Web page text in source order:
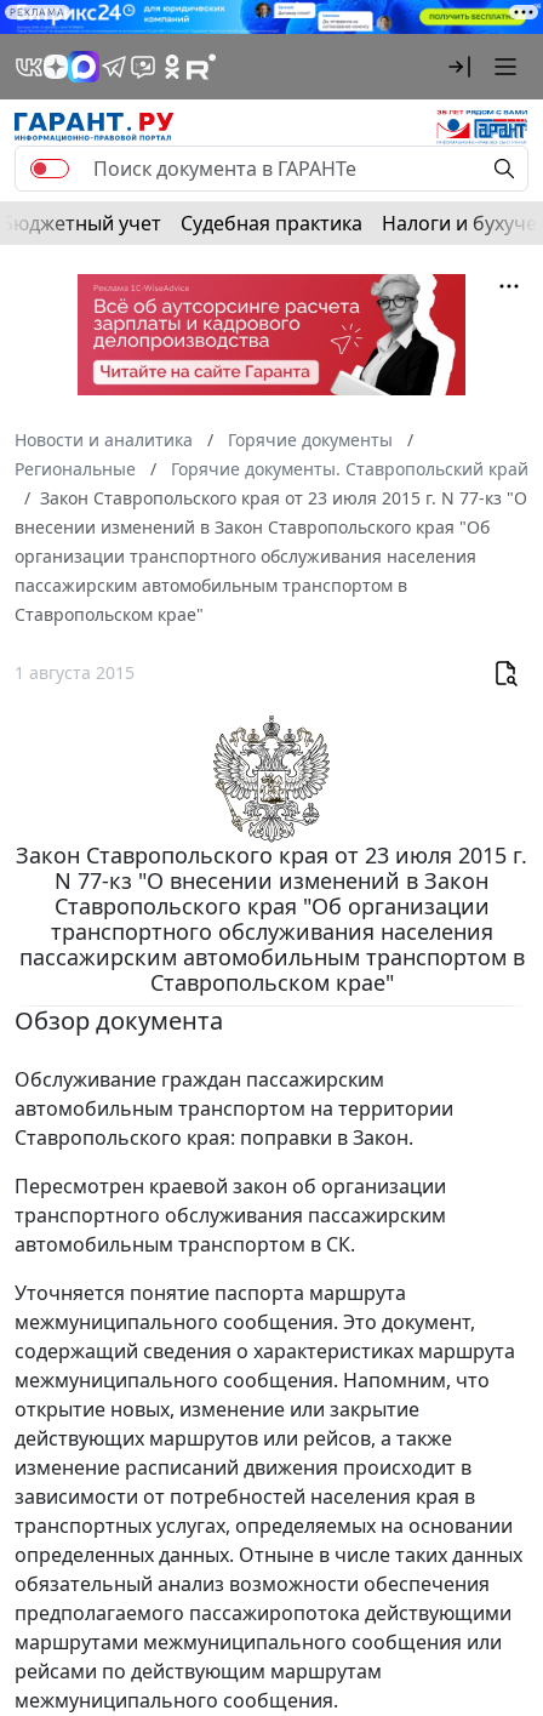
РЕКЛАМА
Бюджетный учет Судебная практика Налоги и
Новости и аналитика
Горячие документы
Региональные
Горячие документы. Ставропольский край
Закон Ставропольского края от 23 июля 2015 г. N 77-кз "О
внесении изменений в Закон Ставропольского края "Об
организации транспортного обслуживания населения
пассажирским автомобильным транспортом в
Ставропольском крае"
1 августа 2015
Закон Ставропольского края от 23 июля 2015 г.
N 77-кз "О внесении изменений в Закон
Ставропольского края "Об организации
транспортного обслуживания населения
пассажирским автомобильным транспортом в
Ставропольском крае"
Обзор документа
Обслуживание граждан пассажирским
автомобильным транспортом на территории
Ставропольского края: поправки в Закон.
Пересмотрен краевой закон об организации
транспортного обслуживания пассажирским
автомобильным транспортом в СК.
Уточняется понятие паспорта маршрута
межмуниципального сообщения. Это документ,
содержащий сведения о характеристиках маршрута
межмуниципального сообщения. Напомним, что
открытие новых, изменение или закрытие
действующих маршрутов или рейсов, а также
изменение расписаний движения происходит в
зависимости от потребностей населения края в
транспортных услугах, определяемых на основании
определенных данных. Отныне в числе таких данных
обязательный анализ возможности обеспечения
предполагаемого пассажиропотока действующими
маршрутами межмуниципального сообщения или
рейсами по действующим маршрутам
межмуниципального сообщения.